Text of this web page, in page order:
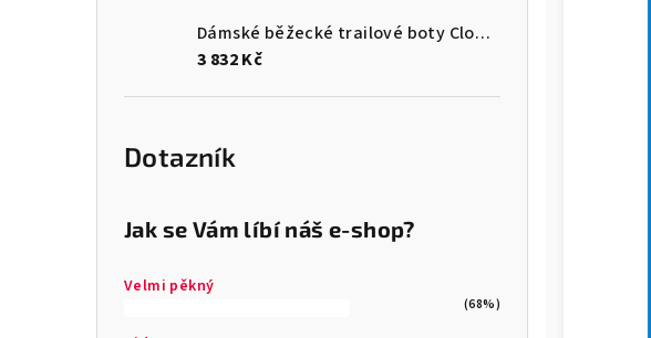
Dámské běžecké trailové boty Cloudultra 3
3 832 Kč
Dotazník
Jak se Vám líbí náš e-shop?
Velmi pěkný
(68%)